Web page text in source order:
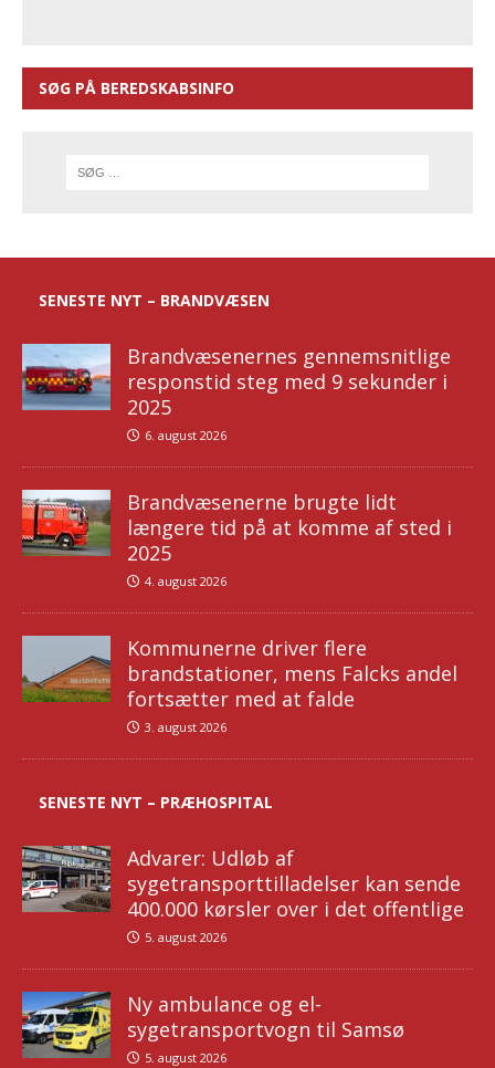
SØG PÅ BEREDSKABSINFO
SENESTE NYT – BRANDVÆSEN
Brandvæsenernes gennemsnitlige
responstid steg med 9 sekunder i
2025
6. august 2026
Brandvæsenerne brugte lidt
længere tid på at komme af sted i
2025
4. august 2026
Kommunerne driver flere
brandstationer, mens Falcks andel
fortsætter med at falde
3. august 2026
SENESTE NYT – PRÆHOSPITAL
Advarer: Udløb af
sygetransporttilladelser kan sende
400.000 kørsler over i det offentlige
5. august 2026
Ny ambulance og el-
sygetransportvogn til Samsø
5. august 2026